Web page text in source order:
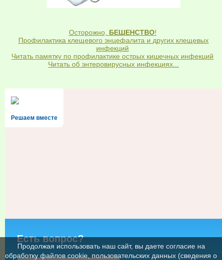
Осторожно, БЕШЕНСТВО!
Профилактика клещевого энцефалита и других клещевых
инфекций
Читать памятку по профилактике острых кишечных инфекций
Читать об энтеровирусных инфекциях...
Решаем вместе
Есть вопрос?
Продолжая использовать наш сайт, вы даете согласие на
обработку файлов cookie, пользовательских данных (сведения о